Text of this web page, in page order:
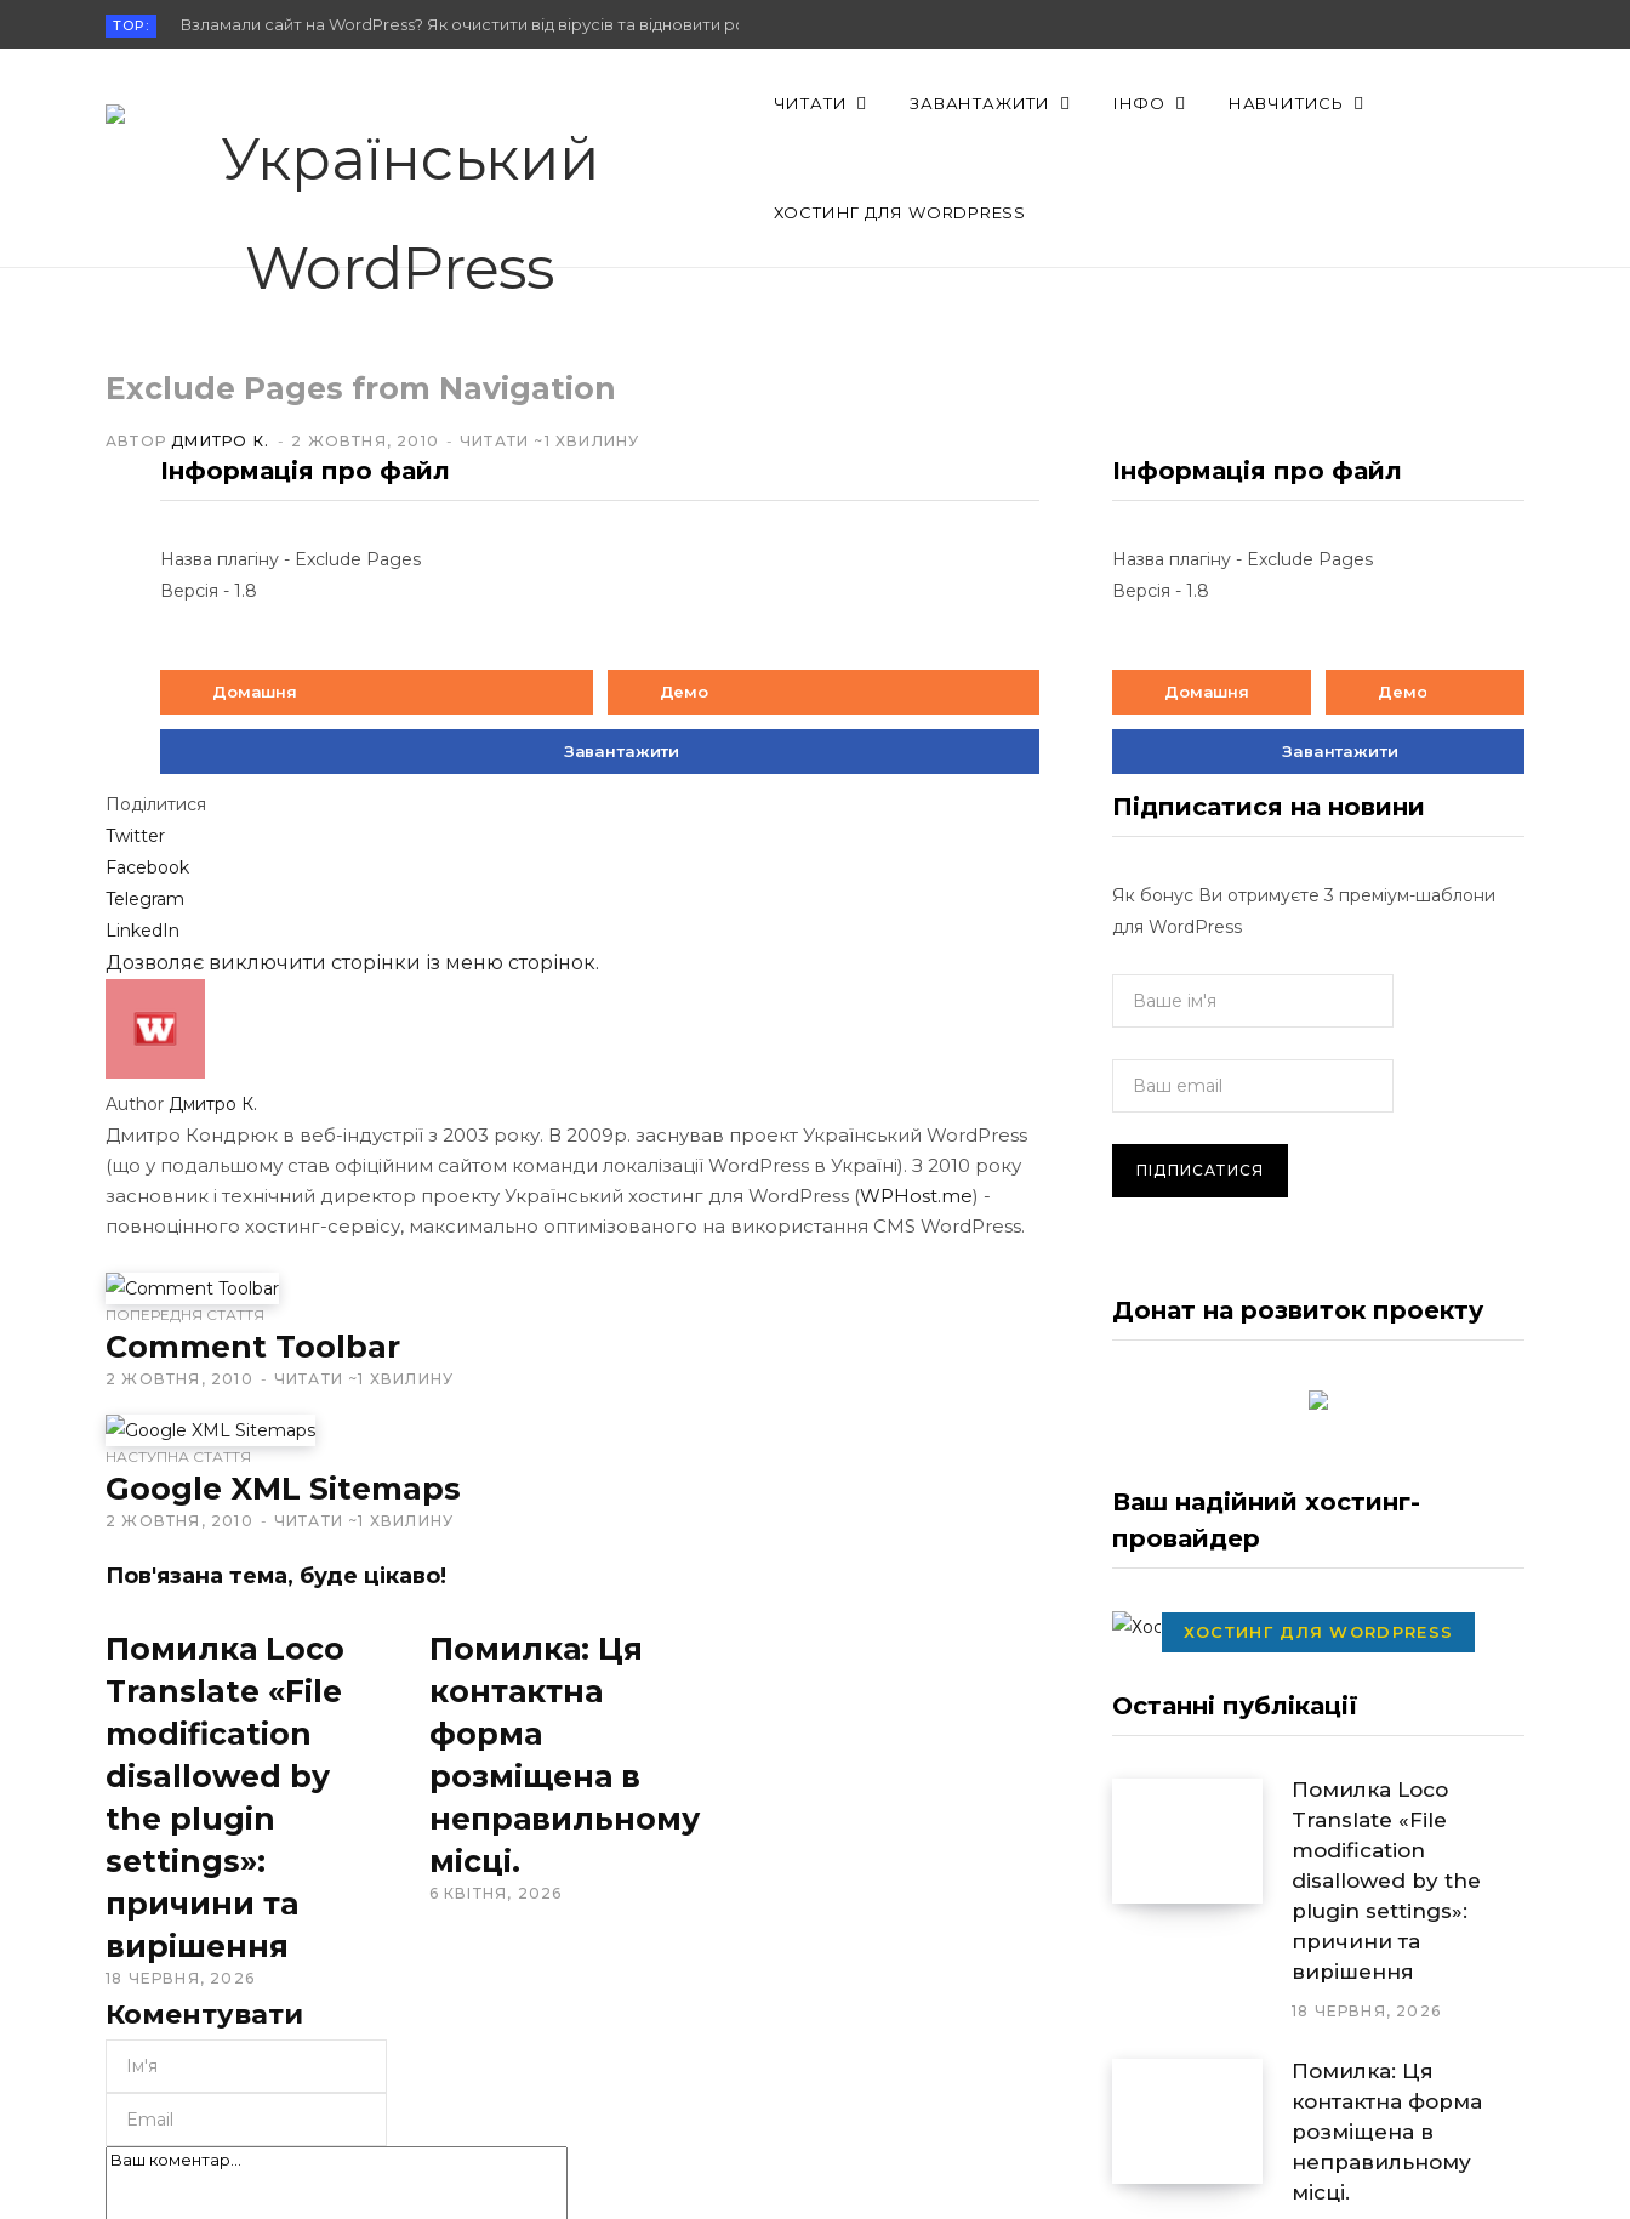
TOP: Взламали сайт на WordPress? Як очистити від вірусів та відновити роботу.
F X Y
ЧИТАТИ ЗАВАНТАЖИТИ ІНФО НАВЧИТИСЬ
ХОСТИНГ ДЛЯ WORDPRESS
Exclude Pages from Navigation
АВТОР ДМИТРО К. 2 ЖОВТНЯ, 2010 ЧИТАТИ ~1 ХВИЛИНУ
Інформація про файл
Назва плагіну - Exclude Pages
Версія - 1.8
Домашня Демо
Завантажити
Поділитися
Twitter
Facebook
Telegram
LinkedIn
Дозволяє виключити сторінки із меню сторінок.
Author Дмитро К.
Дмитро Кондрюк в веб-індустрії з 2003 року. В 2009р. заснував проект Український WordPress
(що у подальшому став офіційним сайтом команди локалізації WordPress в Україні). З 2010 року
засновник і технічний директор проекту Український хостинг для WordPress (WPHost.me) -
повноцінного хостинг-сервісу, максимально оптимізованого на використання CMS WordPress.
W
e
b
s
i
e
ПОПЕРЕДНЯ СТАТТЯ
Comment Toolbar
2 ЖОВТНЯ, 2010 ЧИТАТИ ~1 ХВИЛИНУ
НАСТУПНА СТАТТЯ
Google XML Sitemaps
2 ЖОВТНЯ, 2010 ЧИТАТИ ~1 ХВИЛИНУ
Пов'язана тема, буде цікаво!
Помилка Loco
Translate «File
modification
disallowed by
the plugin
settings»:
причини та
вирішення
18 ЧЕРВНЯ, 2026
Помилка: Ця
контактна
форма
розміщена в
неправильному
місці.
6 КВІТНЯ, 2026
Коментувати
Інформація про файл
Назва плагіну - Exclude Pages
Версія - 1.8
Домашня Демо
Завантажити
Підписатися на новини
Як бонус Ви отримуєте 3 преміум-шаблони
для WordPress
Донат на розвиток проекту
Ваш надійний хостинг-
провайдер
ХОСТИНГ ДЛЯ WORDPRESS
Останні публікації
Помилка Loco
Translate «File
modification
disallowed by the
plugin settings»:
причини та
вирішення
18 ЧЕРВНЯ, 2026
Помилка: Ця
контактна форма
розміщена в
неправильному
місці.